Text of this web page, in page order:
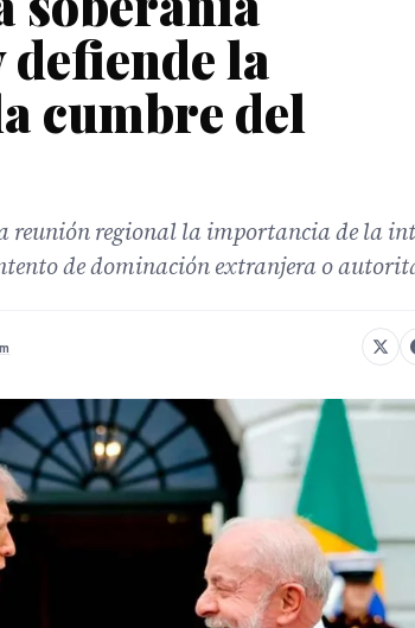
la
cumbre del
reunión regional la importancia de la
de dominación extranjera o